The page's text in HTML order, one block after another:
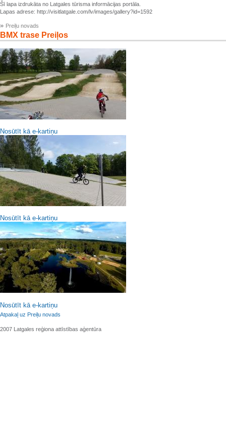
Šī lapa izdrukāta no Latgales tūrisma informācijas portāla.
Lapas adrese: http://visitlatgale.com/lv/images/gallery?id=1592
» Preiļu novads
BMX trase Preiļos
Nosūtīt kā e-kartiņu
Nosūtīt kā e-kartiņu
Nosūtīt kā e-kartiņu
Atpakaļ uz Preiļu novads
2007 Latgales reģiona attīstības aģentūra